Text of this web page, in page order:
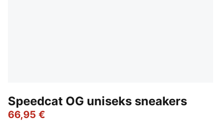
Speedcat OG uniseks sneakers
66,95 €